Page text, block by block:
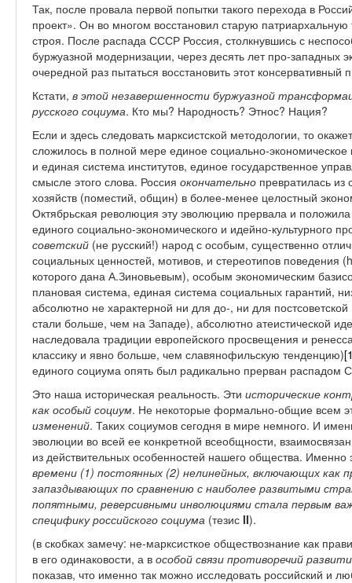
Так, после провала первой попытки такого перехода в
проект». Он во многом восстановил старую
строя. После распада СССР Россия, столкнувшись с
буржуазной модернизации, через десять лет про-западных
очередной раз пытаться восстановить этот консервативный
Кстати, в этой незавершенности буржуазной
русского социума. Кто мы? Народность? Этнос? Нация?
Если и здесь следовать марксистской методологии, то
сложилось в полной мере единое социально-
и единая система институтов, единое государственное
смысле этого слова. Россия окончательно превратилась из
хозяйств (поместий, общин) в более-менее целостный
Октябрьская революция эту эволюцию прервала и
единого социально-экономического и идейно-культурного
советский (не русский!) народ с особым, существенно
социальных ценностей, мотивов, и стереотипов поведения
которого дана А.Зиновьевым), особым экономическим
плановая система, единая система социальных гарантий,
абсолютно не характерной ни для до-, ни для
стали больше, чем на Западе), абсолютно атеистической
наследовала традиции европейского просвещения и
классику и явно больше, чем славянофильскую тенденцию)
единого социума опять был радикально прерван
Это наша историческая реальность. Эти исторические
как особый социум. Не некоторые формально-общие всем
изменений. Таких социумов сегодня в мире немного. И
эволюции во всей ее конкретной всеобщности,
из действительных особенностей нашего общества. Именно
времени (1) постоянных (2) нелинейных, включающих как
запаздывающих по сравнению с наиболее развитыми
попятными, реверсивными инволюциями стала первым
специфику российского социума (тезис II).
(в скобках замечу: не-марксисткое обществознание как
в его одинаковости, а в особой связи противоречий
показав, что именно так можно исследовать российский и